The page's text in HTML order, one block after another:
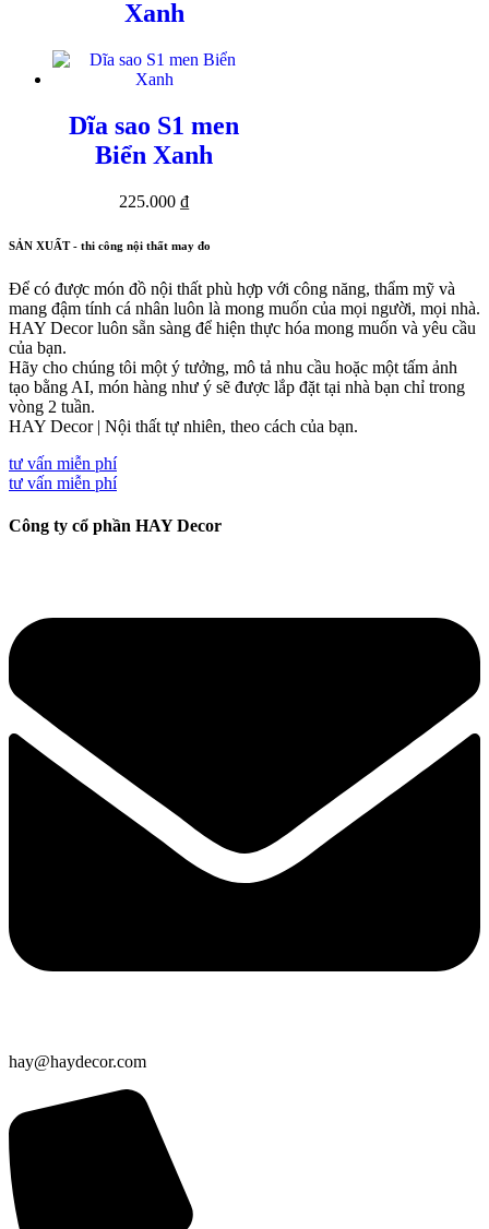
Xanh
Dĩa sao S1 men
Biển Xanh
225.000 ₫
SẢN XUẤT - thi công nội thất may đo
Để có được món đồ nội thất phù hợp với công năng, thẩm mỹ và
mang đậm tính cá nhân luôn là mong muốn của mọi người, mọi nhà.
HAY Decor luôn sẵn sàng để hiện thực hóa mong muốn và yêu cầu
của bạn.
Hãy cho chúng tôi một ý tưởng, mô tả nhu cầu hoặc một tấm ảnh
tạo bằng AI, món hàng như ý sẽ được lắp đặt tại nhà bạn chỉ trong
vòng 2 tuần.
HAY Decor | Nội thất tự nhiên, theo cách của bạn.
tư vấn miễn phí
tư vấn miễn phí
Công ty cổ phần HAY Decor
hay@haydecor.com